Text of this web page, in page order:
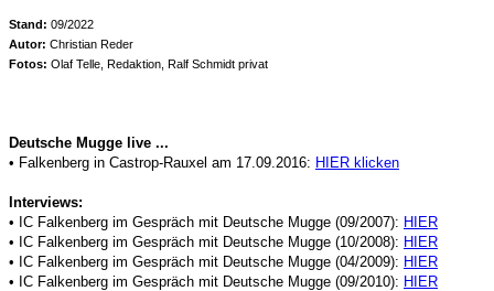
Stand: 09/2022
Autor: Christian Reder
Fotos: Olaf Telle, Redaktion, Ralf Schmidt privat
Deutsche Mugge live ...
• Falkenberg in Castrop-Rauxel am 17.09.2016: HIER klicken
Interviews:
• IC Falkenberg im Gespräch mit Deutsche Mugge (09/2007): HIER
• IC Falkenberg im Gespräch mit Deutsche Mugge (10/2008): HIER
• IC Falkenberg im Gespräch mit Deutsche Mugge (04/2009): HIER
• IC Falkenberg im Gespräch mit Deutsche Mugge (09/2010): HIER